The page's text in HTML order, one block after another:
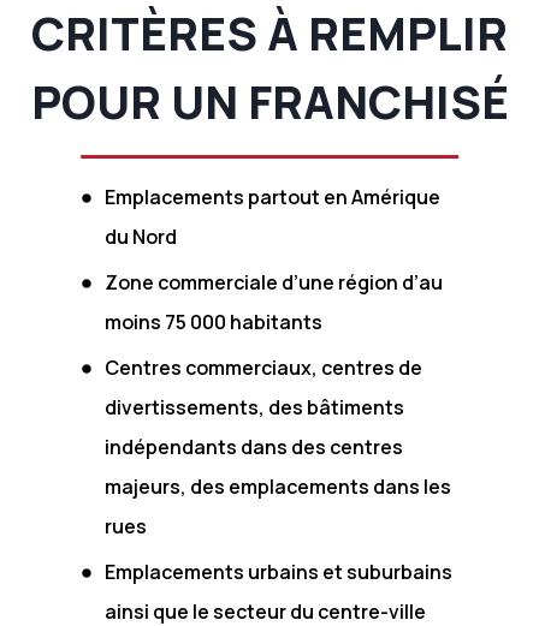
CRITÈRES À REMPLIR
POUR UN FRANCHISÉ
Emplacements partout en Amérique
du Nord
Zone commerciale d’une région d’au
moins 75 000 habitants
Centres commerciaux, centres de
divertissements, des bâtiments
indépendants dans des centres
majeurs, des emplacements dans les
rues
Emplacements urbains et suburbains
ainsi que le secteur du centre-ville